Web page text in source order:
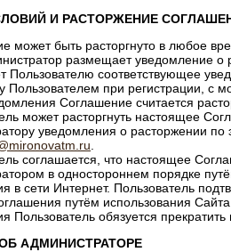
И РАСТОРЖЕНИЕ
может быть расторгнуто в любое
размещает уведомление
Пользователю соответствующее
Пользователем при регистрации, с
Соглашение считается
может расторгнуть настоящее
уведомления о расторжении по
соглашается, что настоящее
в одностороннем порядке
в сети Интернет. Пользователь
путём использования
Пользователь обязуется
АДМИНИСТРАТОРЕ